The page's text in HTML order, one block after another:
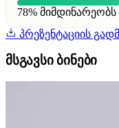
78% მიმდინარეობს
პრეზენტაციის
მსგავსი ბინები